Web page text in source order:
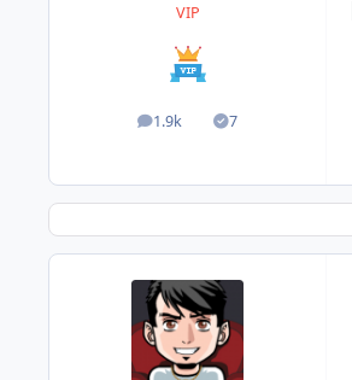
VIP
1.9k
posts 7
Soluções